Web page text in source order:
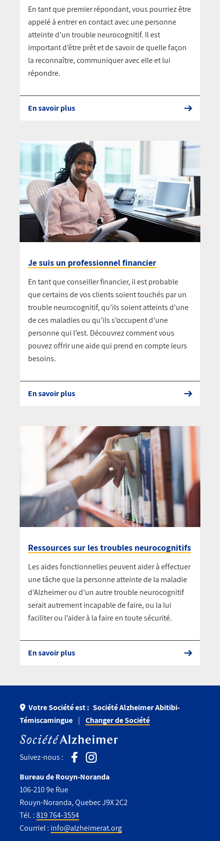
En tant que premier répondant, vous pourriez être
appelé à entrer en contact avec une personne
atteinte d’un trouble neurocognitif. Il est
important d’être prêt et de savoir de quelle façon
la reconnaître, communiquer avec elle et lui
répondre.
En savoir plus
Je suis un professionnel financier
En tant que conseiller financier, il est probable
que certains de vos clients soient touchés par un
trouble neurocognitif, qu’ils soient atteints d’une
de ces maladies ou qu’ils s’occupent d’une
personne qui l’est. Découvrez comment vous
pouvez offrir une aide qui prend en compte leurs
besoins.
En savoir plus
Ressources sur les troubles neurocognitifs
Les aides fonctionnelles peuvent aider à effectuer
une tâche que la personne atteinte de la maladie
d’Alzheimer ou d’un autre trouble neurocognitif
serait autrement incapable de faire, ou la lui
faciliter ou l’aider à la faire en toute sécurité.
En savoir plus
Votre Société est : Société Alzheimer Abitibi-
Témiscamingue
Changer de Société
Suivez-nous :
Bureau de Rouyn-Noranda
106-210 9e Rue
Rouyn-Noranda, Quebec J9X 2C2
Tél. :819 764-3554
Courriel : info@alzheimerat.org